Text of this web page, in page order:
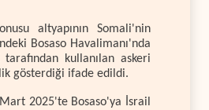
altyapının Somali'nin
Bosaso Havalimanı'nda
kullanılan askeri
gösterdiği ifade edildi.
2025'te Bosaso'ya İsrail